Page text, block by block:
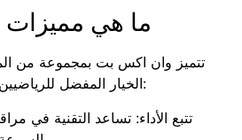
ما هي
تتميز وان اكس بت بمجموعة من
الخيار المفضل للرياضيين، ومن أبرز هذه المميزات:
تتبع الأداء: تساعد التقنية في